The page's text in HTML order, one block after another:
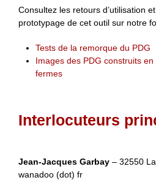
Consultez les retours d’utilisation
prototypage de cet outil sur notre
Tests de la remorque du PDG
Images des PDG construits
fermes
Interlocuteurs
Jean-Jacques Garbay – 32550
wanadoo (dot) fr